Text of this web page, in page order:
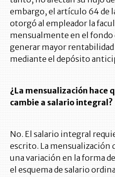
embargo, el artículo 64 de
otorgó al empleador la
mensualmente en el fondo
generar mayor rentabilidad
mediante el depósito
¿La mensualización hace
cambie a salario integral?
No. El salario integral
escrito. La mensualización
una variación en la forma
el esquema de salario